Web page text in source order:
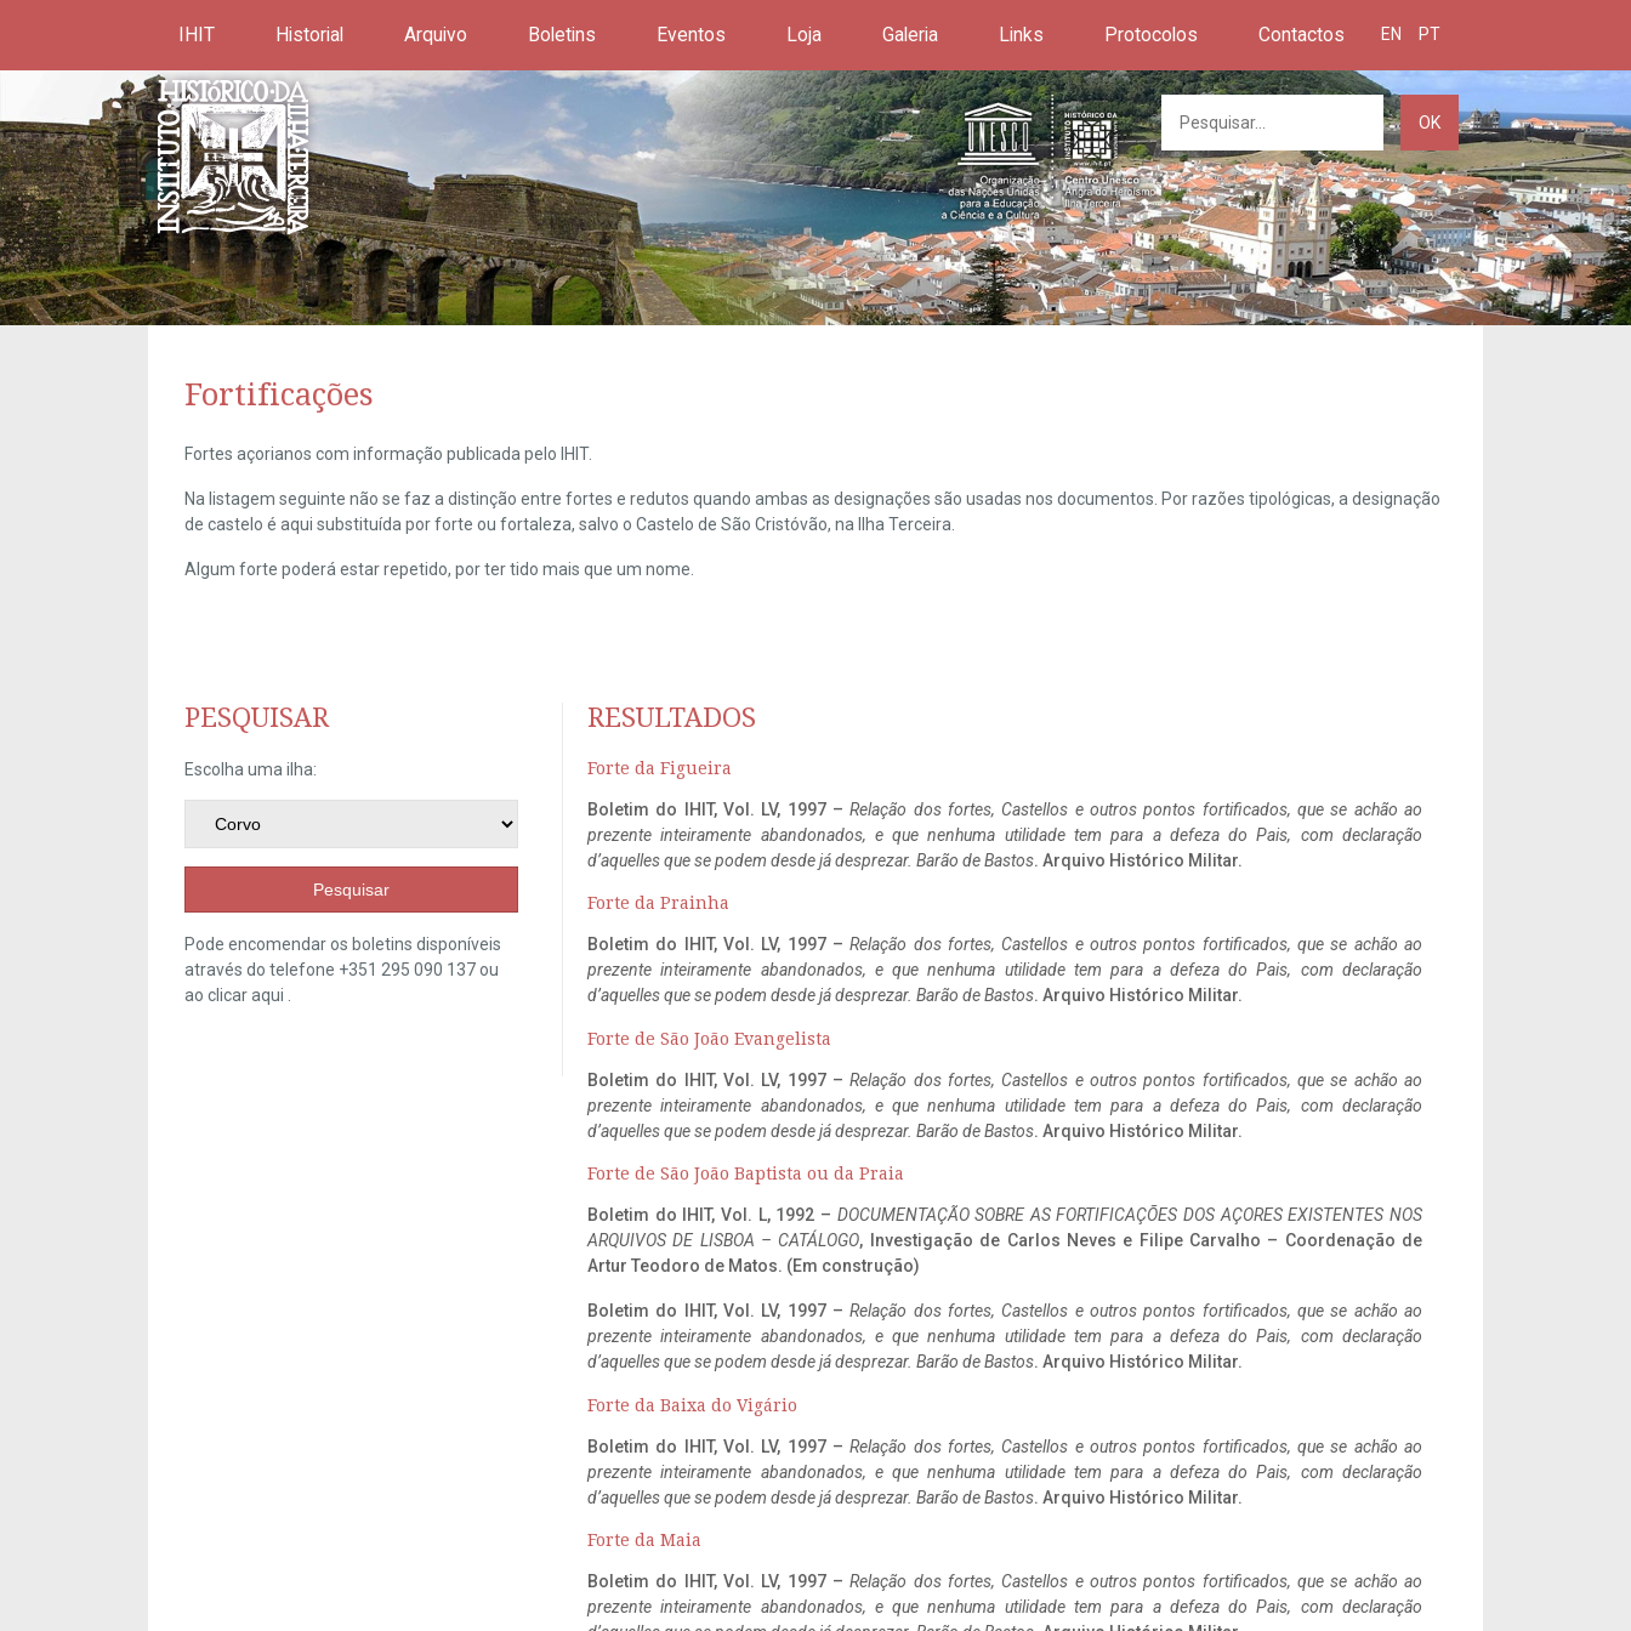
IHIT Historial Arquivo Boletins Eventos Loja Galeria Links Protocolos Contactos EN PT
OK
Fortificações
Fortes açorianos com informação publicada pelo IHIT.
Na listagem seguinte não se faz a distinção entre fortes e redutos quando ambas as designações são usadas nos documentos. Por razões tipológicas, a designação
de castelo é aqui substituída por forte ou fortaleza, salvo o Castelo de São Cristóvão, na Ilha Terceira.
Algum forte poderá estar repetido, por ter tido mais que um nome.
PESQUISAR
Escolha uma ilha:
Pesquisar
Pode encomendar os boletins disponíveis
através do telefone +351 295 090 137 ou
ao clicaraqui
RESULTADOS
Forte da Figueira
Boletim do IHIT, Vol. LV, 1997 –Relação dos fortes, Castellos e outros pontos fortificados, que se achão ao
prezente inteiramente abandonados, e que nenhuma utilidade tem para a defeza do Pais, com declaração
d’aquelles que se podem desde já desprezar. Barão de Bastos. Arquivo Histórico Militar.
Forte da Prainha
Boletim do IHIT, Vol. LV, 1997 –Relação dos fortes, Castellos e outros pontos fortificados, que se achão ao
prezente inteiramente abandonados, e que nenhuma utilidade tem para a defeza do Pais, com declaração
d’aquelles que se podem desde já desprezar. Barão de Bastos. Arquivo Histórico Militar.
Forte de São João Evangelista
Boletim do IHIT, Vol. LV, 1997 –Relação dos fortes, Castellos e outros pontos fortificados, que se achão ao
prezente inteiramente abandonados, e que nenhuma utilidade tem para a defeza do Pais, com declaração
d’aquelles que se podem desde já desprezar. Barão de Bastos. Arquivo Histórico Militar.
Forte de São João Baptista ou da Praia
Boletim do IHIT, Vol. L, 1992 – DOCUMENTAÇÃO SOBRE AS FORTIFICAÇÕES DOS AÇORES EXISTENTES NOS
ARQUIVOS DE LISBOA – CATÁLOGO, Investigação de Carlos Neves e Filipe Carvalho – Coordenação de
Artur Teodoro de Matos. (Em construção)
Boletim do IHIT, Vol. LV, 1997 –Relação dos fortes, Castellos e outros pontos fortificados, que se achão ao
prezente inteiramente abandonados, e que nenhuma utilidade tem para a defeza do Pais, com declaração
d’aquelles que se podem desde já desprezar. Barão de Bastos. Arquivo Histórico Militar.
Forte da Baixa do Vigário
Boletim do IHIT, Vol. LV, 1997 –Relação dos fortes, Castellos e outros pontos fortificados, que se achão ao
prezente inteiramente abandonados, e que nenhuma utilidade tem para a defeza do Pais, com declaração
d’aquelles que se podem desde já desprezar. Barão de Bastos. Arquivo Histórico Militar.
Forte da Maia
Boletim do IHIT, Vol. LV, 1997 –Relação dos fortes, Castellos e outros pontos fortificados, que se achão ao
prezente inteiramente abandonados, e que nenhuma utilidade tem para a defeza do Pais, com declaração